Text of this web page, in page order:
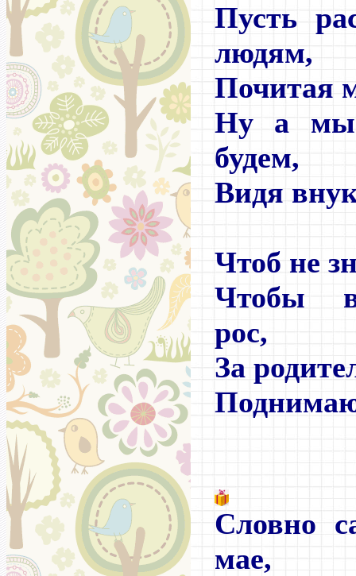
Пусть
людям,
Почитая
Ну а
будем,
Видя
Чтоб не
Чтобы
рос,
За
Поднимаю
Словно
мае,